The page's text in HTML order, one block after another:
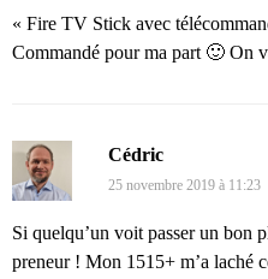
« Fire TV Stick avec
Commandé pour ma part 🙂 On
Cédric
25 novembre 2019 à 11:23
Si quelqu’un voit passer un bon
preneur ! Mon 1515+ m’a laché